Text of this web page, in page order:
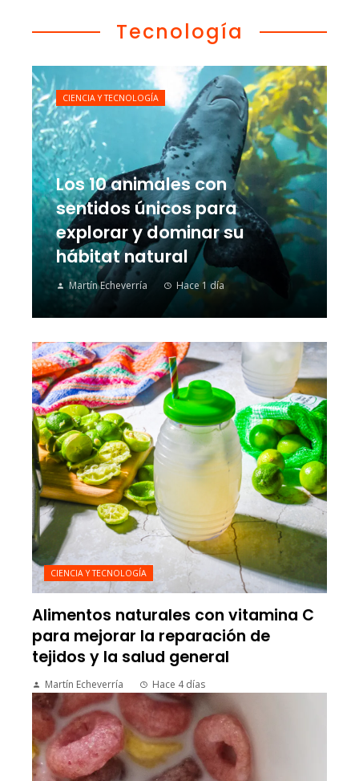
Tecnología
Los 10 animales con
sentidos únicos para
explorar y dominar su
hábitat natural
Martín Echeverría Hace 1 día
CIENCIA Y TECNOLOGÍA
CIENCIA Y TECNOLOGÍA
Alimentos naturales con vitamina C
para mejorar la reparación de
tejidos y la salud general
Martín Echeverría Hace 4 días